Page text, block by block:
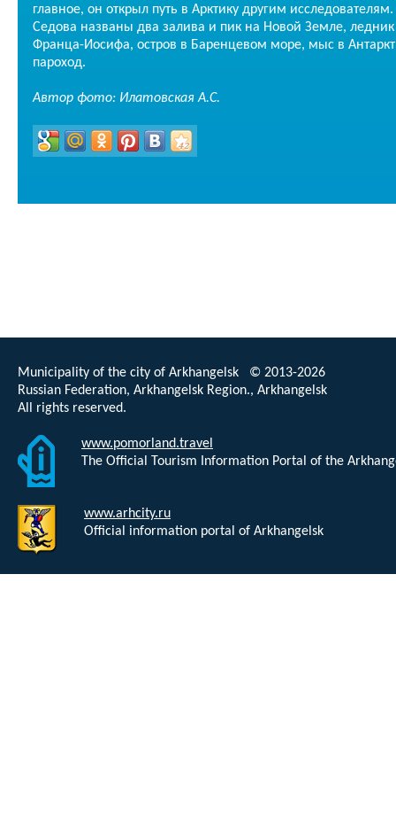
главное, он открыл путь в Арктику другим исследователям.
Седова названы два залива и пик на Новой Земле,
Франца-Иосифа, остров в Баренцевом море, мыс в
пароход.
Автор фото: Илатовская А.С.
Municipality of the city of Arkhangelsk © 2013-2026
Russian Federation, Arkhangelsk Region., Arkhangelsk
All rights reserved.
www.pomorland.travel
The Official Tourism Information Portal of the
www.arhcity.ru
Official information portal of Arkhangelsk